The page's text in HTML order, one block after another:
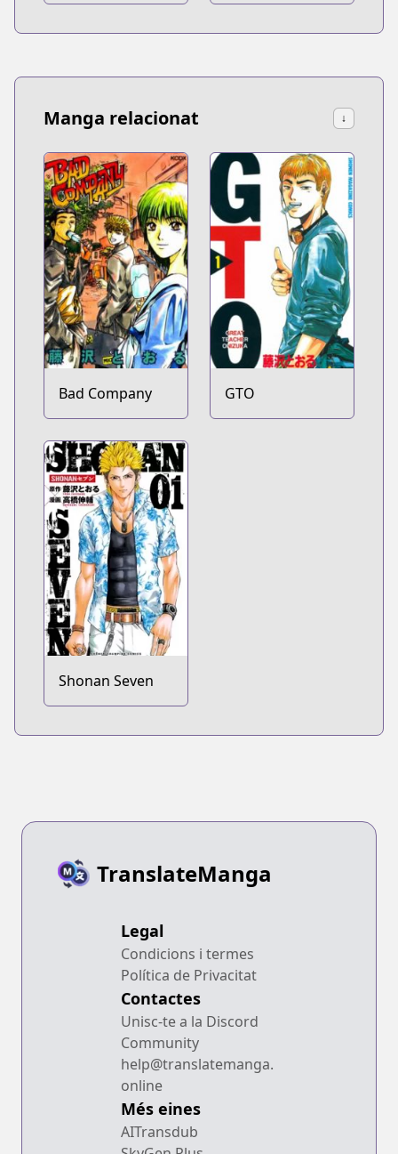
Manga relacionat ↓
Bad Company GTO
Shonan Seven
TranslateManga
Legal
Condicions i termes
Política de Privacitat
Contactes
Unisc-te a la Discord
Community
help@translatemanga.
online
Més eines
AITransdub